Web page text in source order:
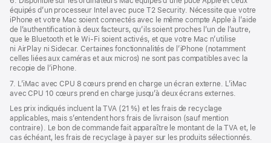
équipés d’un processeur Intel avec puce T2 Security. Nécessite que votre
iPhone et votre Mac soient connectés avec le même compte Apple à l’aide
de l’authentification à deux facteurs, qu’ils soient proches l’un de l’autre,
que le Bluetooth et le Wi-Fi soient activés, et que votre Mac n’utilise
ni AirPlay ni Sidecar. Certaines fonctionnalités de l’iPhone (notamment
celles liées aux caméras et aux micros) ne sont pas compatibles avec la
recopie de l’iPhone.
7. L’iMac avec CPU 8 cœurs prend en charge un écran externe. L’iMac
avec CPU 10 cœurs prend en charge jusqu’à deux écrans externes.
Les prix indiqués incluent la TVA (21 %) et les frais de recyclage
applicables, mais s’entendent hors frais de livraison (sauf mention
contraire). Le bon de commande fait apparaître le montant de la TVA et, le
cas échéant, les frais de recyclage à payer sur les produits sélectionnés.